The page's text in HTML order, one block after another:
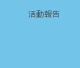
活動報告